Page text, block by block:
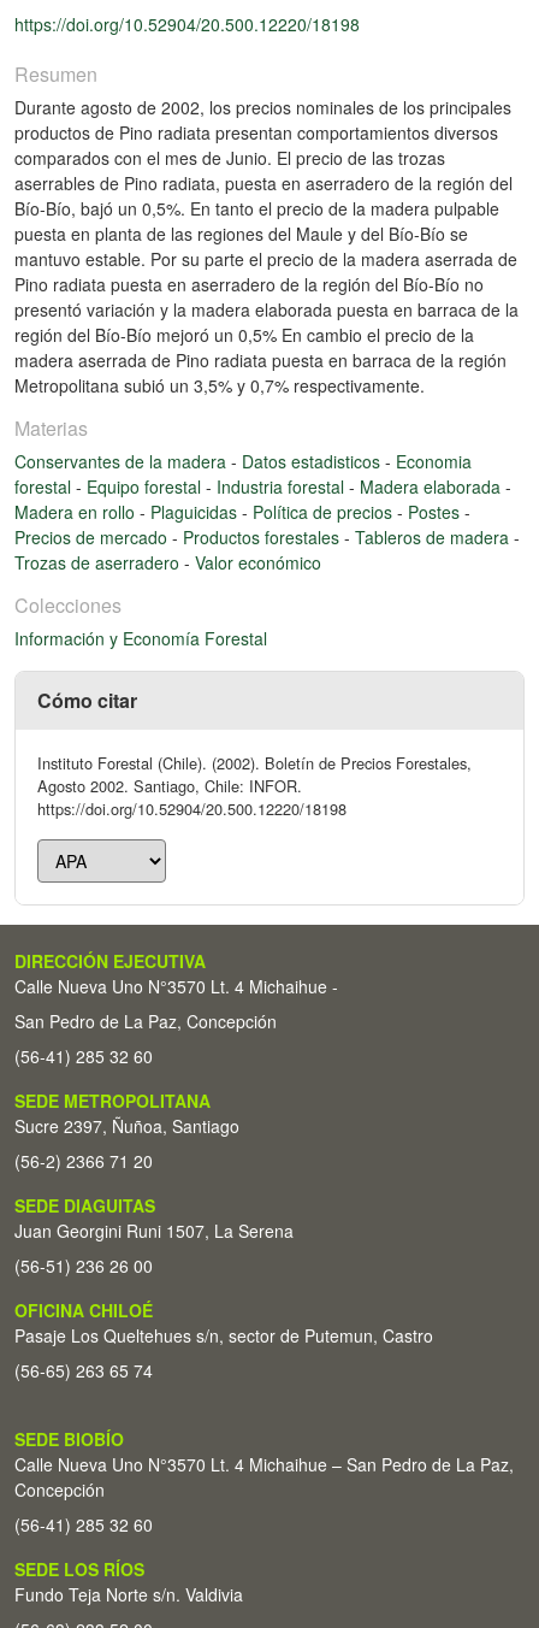
https://doi.org/10.52904/20.500.12220/18198
Resumen
Durante agosto de 2002, los precios nominales de los principales
productos de Pino radiata presentan comportamientos diversos
comparados con el mes de Junio. El precio de las trozas
aserrables de Pino radiata, puesta en aserradero de la región del
Bío-Bío, bajó un 0,5%. En tanto el precio de la madera pulpable
puesta en planta de las regiones del Maule y del Bío-Bío se
mantuvo estable. Por su parte el precio de la madera aserrada de
Pino radiata puesta en aserradero de la región del Bío-Bío no
presentó variación y la madera elaborada puesta en barraca de la
región del Bío-Bío mejoró un 0,5% En cambio el precio de la
madera aserrada de Pino radiata puesta en barraca de la región
Metropolitana subió un 3,5% y 0,7% respectivamente.
Materias
Conservantes de la madera - Datos estadisticos - Economia
forestal - Equipo forestal - Industria forestal - Madera elaborada -
Madera en rollo - Plaguicidas - Política de precios - Postes -
Precios de mercado - Productos forestales - Tableros de madera -
Trozas de aserradero - Valor económico
Colecciones
Información y Economía Forestal
Cómo citar
Instituto Forestal (Chile). (2002). Boletín de Precios Forestales,
Agosto 2002. Santiago, Chile: INFOR.
https://doi.org/10.52904/20.500.12220/18198
DIRECCIÓN EJECUTIVA
Calle Nueva Uno N°3570 Lt. 4 Michaihue -
San Pedro de La Paz, Concepción
(56-41) 285 32 60
SEDE METROPOLITANA
Sucre 2397, Ñuñoa, Santiago
(56-2) 2366 71 20
SEDE DIAGUITAS
Juan Georgini Runi 1507, La Serena
(56-51) 236 26 00
OFICINA CHILOÉ
Pasaje Los Queltehues s/n, sector de Putemun, Castro
(56-65) 263 65 74
SEDE BIOBÍO
Calle Nueva Uno N°3570 Lt. 4 Michaihue – San Pedro de La Paz,
Concepción
(56-41) 285 32 60
SEDE LOS RÍOS
Fundo Teja Norte s/n. Valdivia